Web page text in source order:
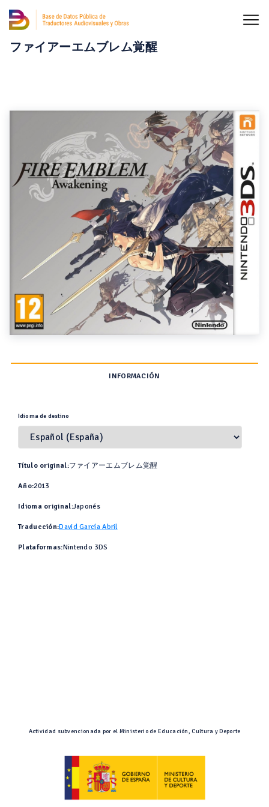
ファイアーエムブレム覚醒
INFORMACIÓN
Idioma de destino
Título original:ファイアーエムブレム覚醒
Año:2013
Idioma original:Japonés
Traducción:David García Abril
Plataformas:Nintendo 3DS
Actividad subvencionada por el Ministerio de Educación, Cultura y Deporte